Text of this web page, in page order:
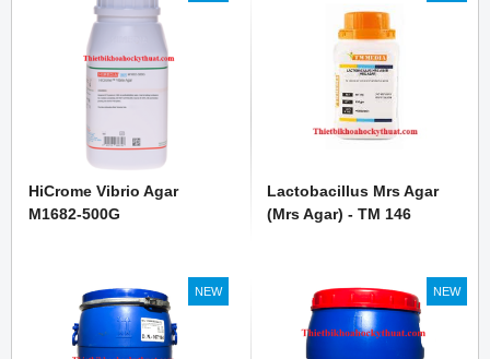
HiCrome Vibrio Agar
M1682-500G
Lactobacillus Mrs Agar
(Mrs Agar) - TM 146
NEW NEW